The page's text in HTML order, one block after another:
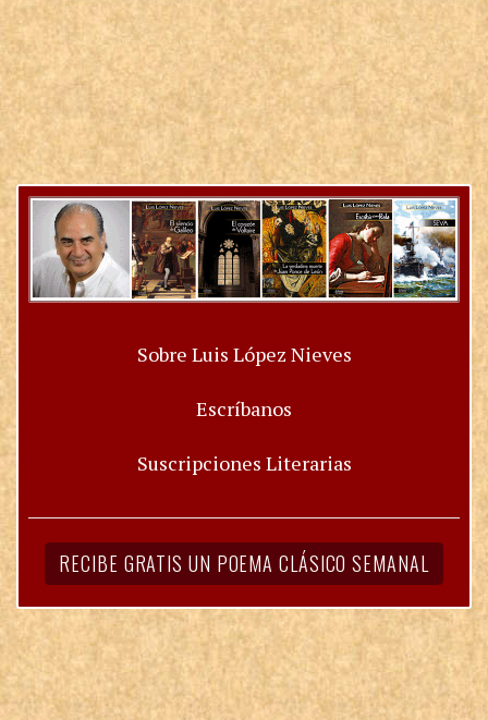
Sobre Luis López Nieves
Escríbanos
Suscripciones Literarias
RECIBE GRATIS UN POEMA CLÁSICO SEMANAL